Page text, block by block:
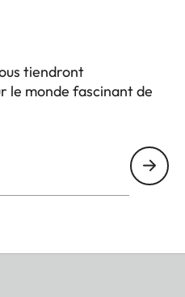
SD de l'appareil.
de l'appareil.
tiendront
le monde fascinant de